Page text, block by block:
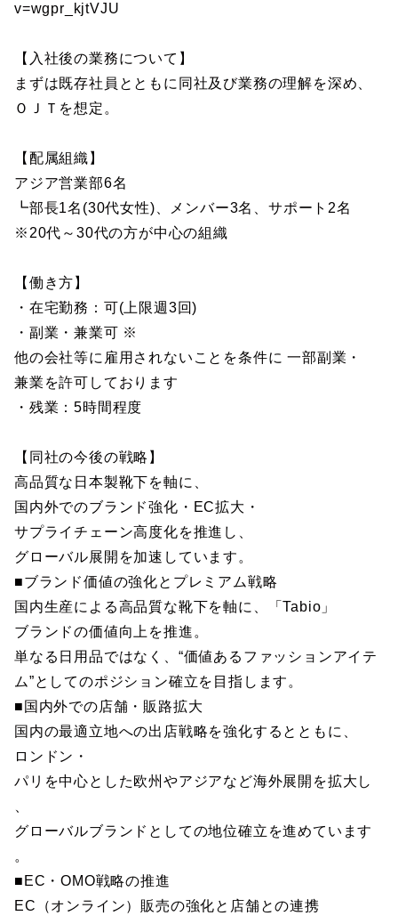
v=wgpr_kjtVJU
【入社後の業務について】
まずは既存社員とともに同社及び業務の理解を深め、
ＯＪＴを想定。
【配属組織】
アジア営業部6名
┗部長1名(30代女性)、メンバー3名、サポート2名
※20代～30代の方が中心の組織
【働き方】
・在宅勤務：可(上限週3回)
・副業・兼業可 ※
他の会社等に雇用されないことを条件に 一部副業・
兼業を許可しております
・残業：5時間程度
【同社の今後の戦略】
高品質な日本製靴下を軸に、
国内外でのブランド強化・EC拡大・
サプライチェーン高度化を推進し、
グローバル展開を加速しています。
■ブランド価値の強化とプレミアム戦略
国内生産による高品質な靴下を軸に、「Tabio」
ブランドの価値向上を推進。
単なる日用品ではなく、“価値あるファッションアイテ
ム”としてのポジション確立を目指します。
■国内外での店舗・販路拡大
国内の最適立地への出店戦略を強化するとともに、
ロンドン・
パリを中心とした欧州やアジアなど海外展開を拡大し
グローバルブランドとしての地位確立を進めています
。
■EC・OMO戦略の推進
EC（オンライン）販売の強化と店舗との連携